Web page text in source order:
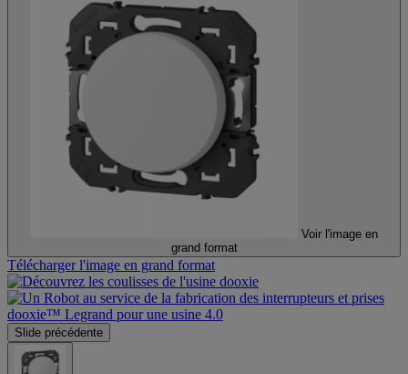
Voir l'image en
grand format
Télécharger l'image en grand format
Slide précédente